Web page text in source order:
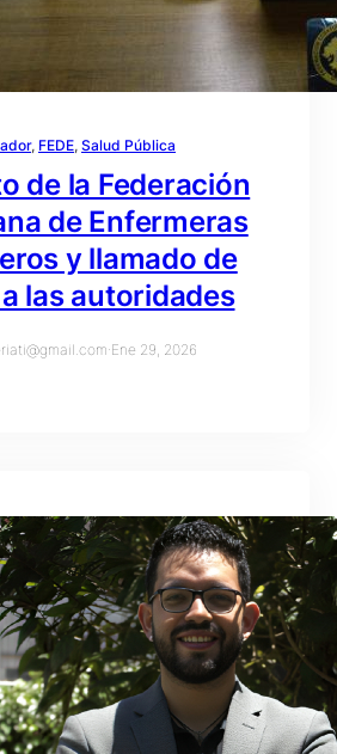
, FEDE, Salud Pública
de la Federación
de Enfermeras
y llamado de
las autoridades
·Ene 29, 2026